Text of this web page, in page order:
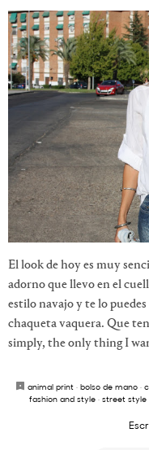
El look de hoy es muy
adorno que llevo en el
estilo navajo y te lo
chaqueta vaquera. Que
simply, the only thing I
animal print· bolso de mano·
fashion and style · street style